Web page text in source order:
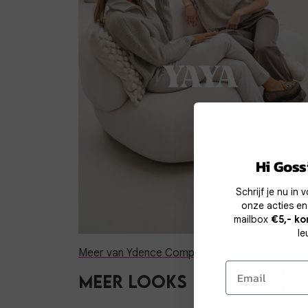
Meer van Ydence Company
Meer looks
Wij
te
Hi
Schrijf je nu in
onze acties
mailbox €5,-